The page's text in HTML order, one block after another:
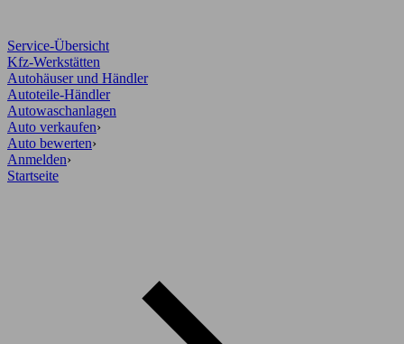
Service-Übersicht
Kfz-Werkstätten
Autohäuser und Händler
Autoteile-Händler
Autowaschanlagen
Auto verkaufen›
Auto bewerten›
Anmelden›
Startseite